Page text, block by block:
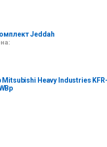
Jeddah
Mitsubishi Heavy Industries